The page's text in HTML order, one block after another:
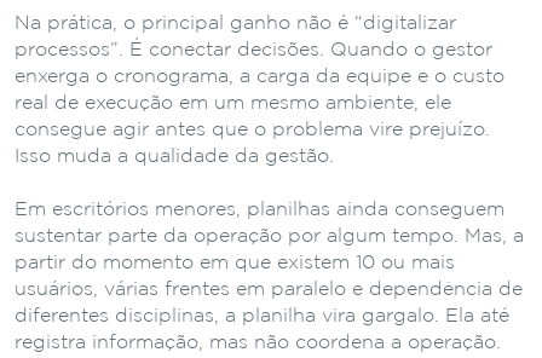
Na prática, o principal ganho não é “digitalizar
processos”. É conectar decisões. Quando o gestor
enxerga o cronograma, a carga da equipe e o custo
real de execução em um mesmo ambiente, ele
consegue agir antes que o problema vire prejuízo.
Isso muda a qualidade da gestão.
Em escritórios menores, planilhas ainda conseguem
sustentar parte da operação por algum tempo. Mas, a
partir do momento em que existem 10 ou mais
usuários, várias frentes em paralelo e dependência de
diferentes disciplinas, a planilha vira gargalo. Ela até
registra informação, mas não coordena a operação.